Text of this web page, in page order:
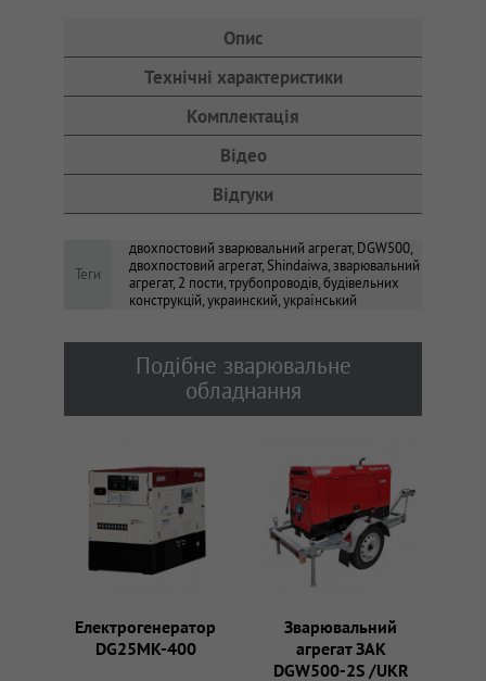
Опис
Технічні характеристики
Комплектація
Відео
Відгуки
Теги
двохпостовий зварювальний агрегат, DGW500,
двохпостовий агрегат, Shindaiwa, зварювальний
агрегат, 2 пости, трубопроводів, будівельних
конструкцій, украинский, український
Подібне зварювальне
обладнання
Електрогенератор
DG25MK-400
Зварювальний
агрегат ЗАК
DGW500-2S /UKR